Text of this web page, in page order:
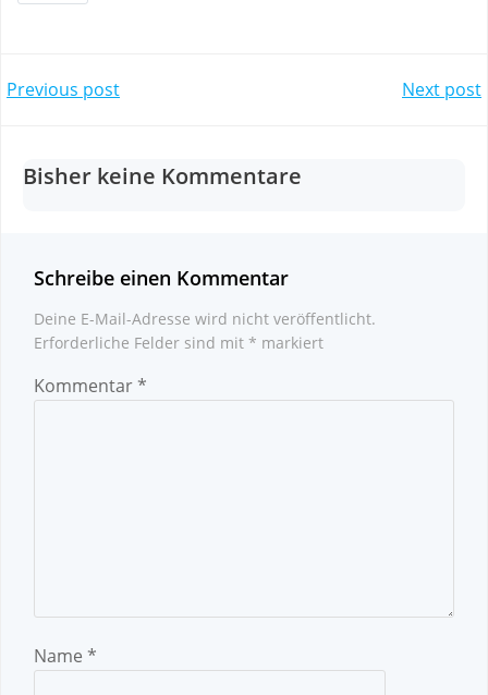
Post
navigation
Previous post
navigation
Next post
Bisher keine Kommentare
Schreibe einen Kommentar
Deine E-Mail-Adresse wird nicht veröffentlicht.
Erforderliche Felder sind mit * markiert
Kommentar*
Name *